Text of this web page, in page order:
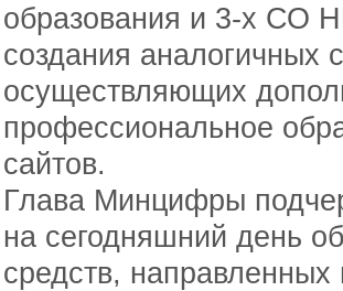
образования и 3-х СО
создания аналогичных
осуществляющих
профессиональное
сайтов.
Глава Минцифры
на сегодняшний день
средств,